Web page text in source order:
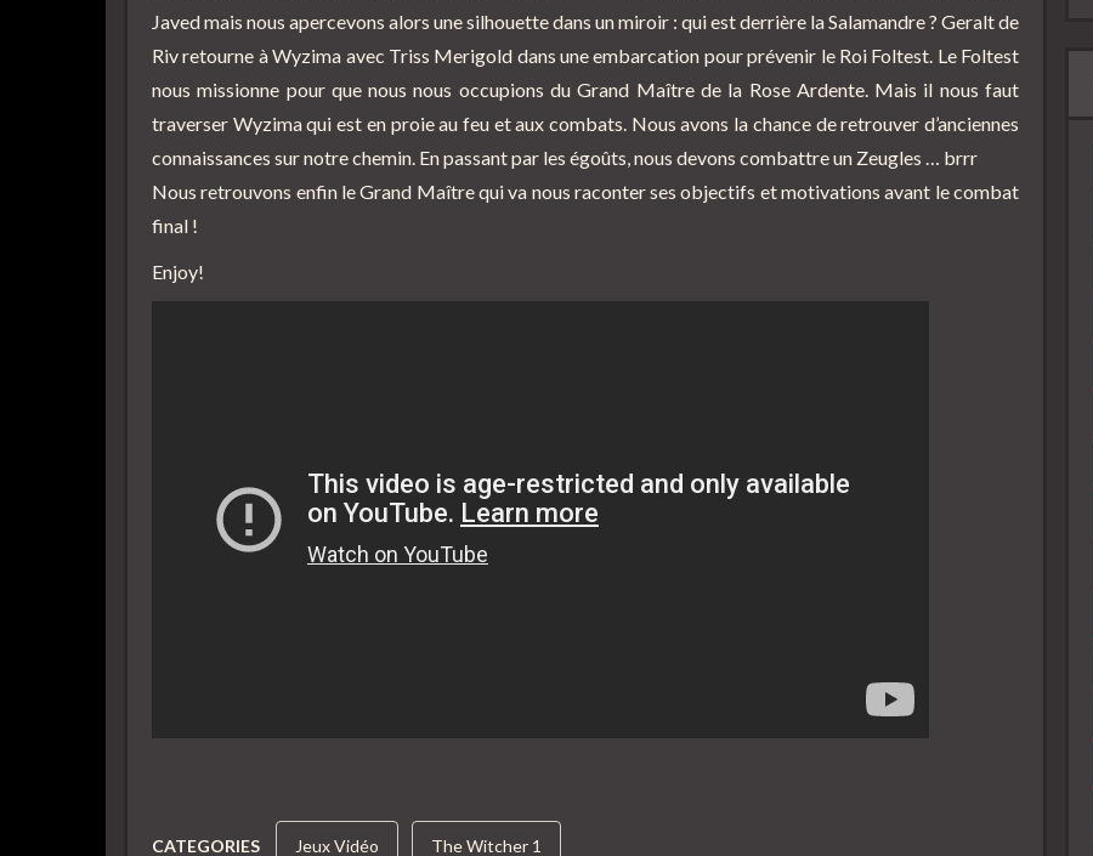
Javed mais nous apercevons alors une silhouette dans un miroir : qui est derrière la Salamandre ? Geralt de
Riv retourne à Wyzima avec Triss Merigold dans une embarcation pour prévenir le Roi Foltest. Le Foltest
nous missionne pour que nous nous occupions du Grand Maître de la Rose Ardente. Mais il nous faut
traverser Wyzima qui est en proie au feu et aux combats. Nous avons la chance de retrouver d’anciennes
connaissances sur notre chemin. En passant par les égoûts, nous devons combattre un Zeugles … brrr
Nous retrouvons enfin le Grand Maître qui va nous raconter ses objectifs et motivations avant le combat
final !
Enjoy!
CATEGORIES Jeux Vidéo The Witcher 1